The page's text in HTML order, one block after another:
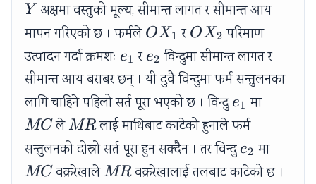
Y अक्षमा वस्तुको मूल्य, सीमान्त लागत र सीमान्त आय
मापन गरिएको छ । फर्मलेOX_1
OX1 रOX_2
OX2 परिमाण
उत्पादन गर्दा क्रमशः e_1
e1 रe_2
e2 विन्दुमा सीमान्त लागत र
सीमान्त आय बराबर छन् । यी दुवै विन्दुमा फर्म सन्तुलनका
लागि चाहिने पहिलो सर्त पूरा भएको छ । विन्दुe_1
e1 माMC
MCलेMR
MRलाई माथिबाट काटेको हुनाले फर्म
सन्तुलनको दोस्रो सर्त पूरा हुन सक्दैन । तर विन्दुe_2
e2 माMC
MCवक्ररेखालेMR
MRवक्ररेखालाई तलबाट काटेको छ ।